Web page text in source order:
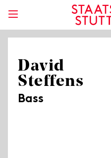
David
Steffens
Bass